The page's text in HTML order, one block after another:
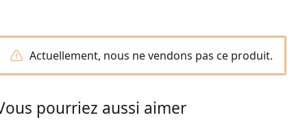
Actuellement, nous ne vendons pas ce produit.
pourriez aussi aimer